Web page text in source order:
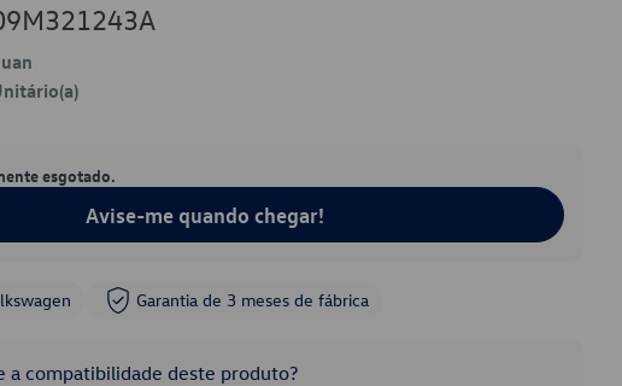
esgotado.
Avise-me quando chegar!
Garantia de 3 meses de fábrica
a compatibilidade deste produto?